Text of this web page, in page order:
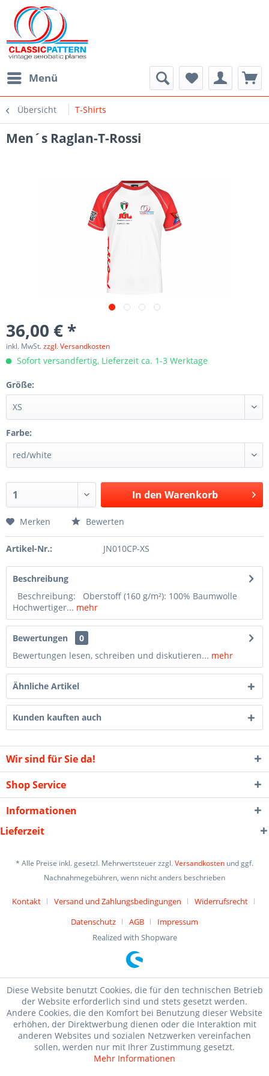
Menü
Übersicht T-Shirts
Men´s Raglan-T-Rossi
36,00 € *
inkl. MwSt.zzgl. Versandkosten
Sofort versandfertig, Lieferzeit ca. 1-3 Werktage
Größe:
Farbe:
In den Warenkorb
Merken Bewerten
Artikel-Nr.: JN010CP-XS
Beschreibung
Beschreibung: Oberstoff (160 g/m²): 100% Baumwolle
Hochwertiger... mehr
Bewertungen
0
Bewertungen lesen, schreiben und diskutieren... mehr
Ähnliche Artikel
Kunden kauften auch
Wir sind für Sie da!
Shop Service
Informationen
Lieferzeit
* Alle Preise inkl. gesetzl. Mehrwertsteuer zzgl.Versandkosten und ggf.
Nachnahmegebühren, wenn nicht anders beschrieben
Kontakt Versand und Zahlungsbedingungen
Widerrufsrecht
Datenschutz
AGB
Impressum
Realized with Shopware
Diese Website benutzt Cookies, die für den technischen Betrieb
der Website erforderlich sind und stets gesetzt werden.
Andere Cookies, die den Komfort bei Benutzung dieser Website
erhöhen, der Direktwerbung dienen oder die Interaktion mit
anderen Websites und sozialen Netzwerken vereinfachen
sollen, werden nur mit Ihrer Zustimmung gesetzt.
Mehr Informationen